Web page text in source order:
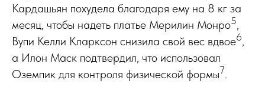
Кардашьян похудела благодаря ему на 8 кг за
месяц, чтобы надеть платье Мерилин Монро5,
Вупи Келли Кларксон снизила свой вес вдвое6,
а Илон Маск подтвердил, что использовал
Оземпик для контроля физической формы7.